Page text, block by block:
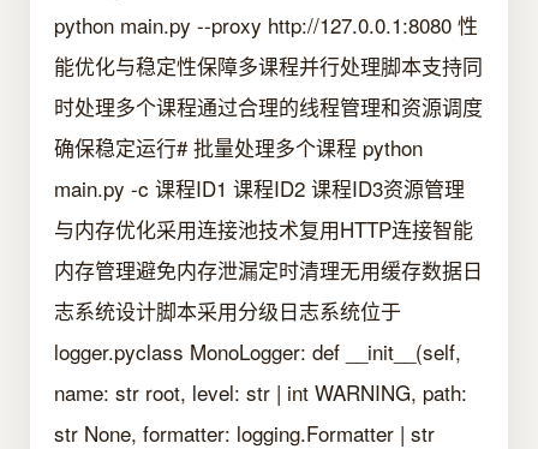
python main.py --proxy http://127.0.0.1:8080 性
能优化与稳定性保障多课程并行处理脚本支持同
时处理多个课程通过合理的线程管理和资源调度
确保稳定运行# 批量处理多个课程 python
main.py -c 课程ID1 课程ID2 课程ID3资源管理
与内存优化采用连接池技术复用HTTP连接智能
内存管理避免内存泄漏定时清理无用缓存数据日
志系统设计脚本采用分级日志系统位于
logger.pyclass MonoLogger: def __init__(self,
name: str root, level: str | int WARNING, path:
str None, formatter: logging.Formatter | str